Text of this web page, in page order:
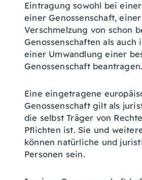
Eintragung sowohl bei
einer Genossenschaft, einer
Verschmelzung von schon
Genossenschaften als auch
einer Umwandlung einer
Genossenschaft beantragen.
Eine eingetragene
Genossenschaft gilt als
die selbst Träger von
Pflichten ist. Sie und
können natürliche und
Personen sein.